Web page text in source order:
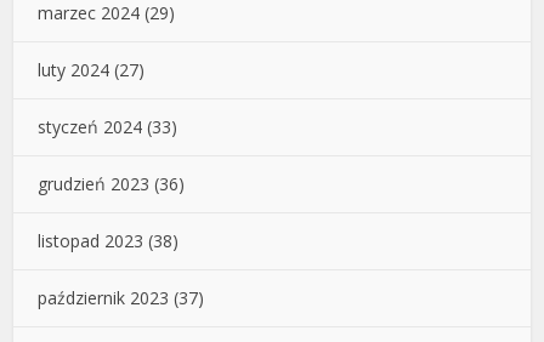
marzec 2024 (29)
luty 2024 (27)
styczeń 2024 (33)
grudzień 2023 (36)
listopad 2023 (38)
październik 2023 (37)